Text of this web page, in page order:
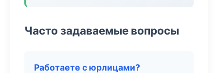
Часто задаваемые вопросы
Работаете с юрлицами?